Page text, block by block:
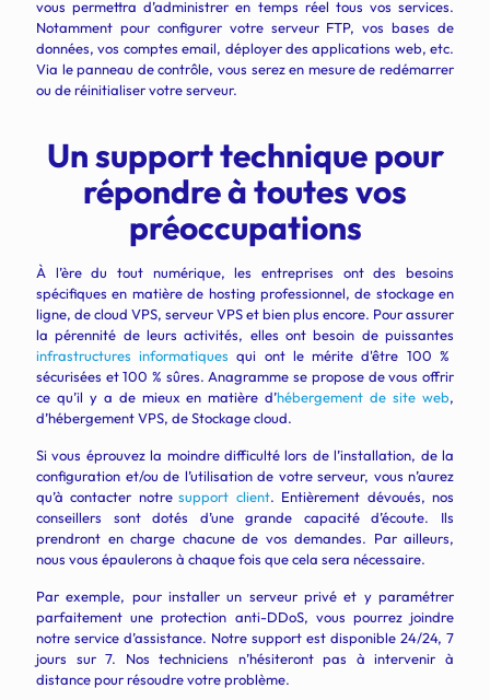
vous permettra d’administrer en temps réel tous vos services.
Notamment pour configurer votre serveur FTP, vos bases de
données, vos comptes email, déployer des applications web, etc.
Via le panneau de contrôle, vous serez en mesure de redémarrer
ou de réinitialiser votre serveur.
Un support technique pour
répondre à toutes vos
préoccupations
À l’ère du tout numérique, les entreprises ont des besoins
spécifiques en matière de hosting professionnel, de stockage en
ligne, de cloud VPS, serveur VPS et bien plus encore. Pour assurer
la pérennité de leurs activités, elles ont besoin de puissantes
infrastructures informatiques qui ont le mérite d'être 100 %
sécurisées et 100 % sûres. Anagramme se propose de vous offrir
ce qu’il y a de mieux en matière d’hébergement de site web,
d’hébergement VPS, de Stockage cloud.
Si vous éprouvez la moindre difficulté lors de l’installation, de la
configuration et/ou de l’utilisation de votre serveur, vous n’aurez
qu’à contacter notre support client. Entièrement dévoués, nos
conseillers sont dotés d’une grande capacité d’écoute. Ils
prendront en charge chacune de vos demandes. Par ailleurs,
nous vous épaulerons à chaque fois que cela sera nécessaire.
Par exemple, pour installer un serveur privé et y paramétrer
parfaitement une protection anti-DDoS, vous pourrez joindre
notre service d’assistance. Notre support est disponible 24/24, 7
jours sur 7. Nos techniciens n’hésiteront pas à intervenir à
distance pour résoudre votre problème.